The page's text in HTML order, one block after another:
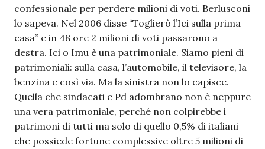
confessionale per perdere milioni di voti. Berlusconi
lo sapeva. Nel 2006 disse “Toglierò l’Ici sulla prima
casa” e in 48 ore 2 milioni di voti passarono a
destra. Ici o Imu è una patrimoniale. Siamo pieni di
patrimoniali: sulla casa, l’automobile, il televisore, la
benzina e così via. Ma la sinistra non lo capisce.
Quella che sindacati e Pd adombrano non è neppure
una vera patrimoniale, perché non colpirebbe i
patrimoni di tutti ma solo di quello 0,5% di italiani
che possiede fortune complessive oltre 5 milioni di